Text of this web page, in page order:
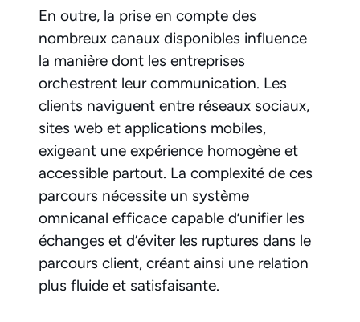
En outre, la prise en compte des
nombreux canaux disponibles influence
la manière dont les entreprises
orchestrent leur communication. Les
clients naviguent entre réseaux sociaux,
sites web et applications mobiles,
exigeant une expérience homogène et
accessible partout. La complexité de ces
parcours nécessite un système
omnicanal efficace capable d’unifier les
échanges et d’éviter les ruptures dans le
parcours client, créant ainsi une relation
plus fluide et satisfaisante.